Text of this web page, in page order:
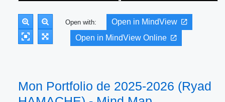
Open with:
Open in MindView
Open in MindView Online
Mon Portfolio de 2025-2026 (Ryad